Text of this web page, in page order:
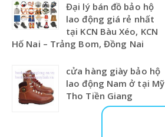
Đại lý bán đồ bảo hộ
lao động giá rẻ nhất
tại KCN Bàu Xéo, KCN
Hố Nai – Trảng Bom, Đồng Nai
cửa hàng giày bảo hộ
lao động Nam ở tại Mỹ
Tho Tiền Giang